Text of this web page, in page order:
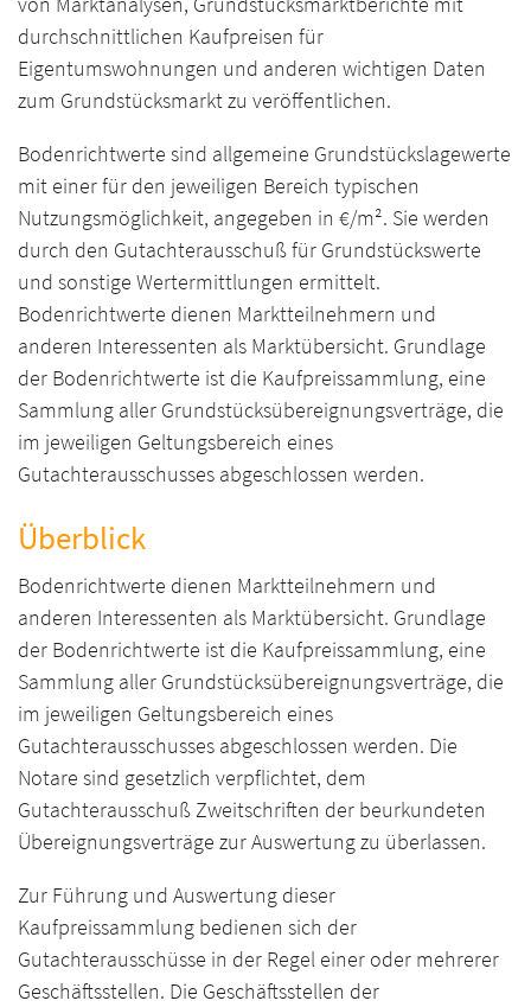
durchschnittlichen Kaufpreisen für
Eigentumswohnungen und anderen wichtigen Daten
zum Grundstücksmarkt zu veröffentlichen.
Bodenrichtwerte sind allgemeine Grundstückslagewerte
mit einer für den jeweiligen Bereich typischen
Nutzungsmöglichkeit, angegeben in €/m². Sie werden
durch den Gutachterausschuß für Grundstückswerte
und sonstige Wertermittlungen ermittelt.
Bodenrichtwerte dienen Marktteilnehmern und
anderen Interessenten als Marktübersicht. Grundlage
der Bodenrichtwerte ist die Kaufpreissammlung, eine
Sammlung aller Grundstücksübereignungsverträge, die
im jeweiligen Geltungsbereich eines
Gutachterausschusses abgeschlossen werden.
Überblick
Bodenrichtwerte dienen Marktteilnehmern und
anderen Interessenten als Marktübersicht. Grundlage
der Bodenrichtwerte ist die Kaufpreissammlung, eine
Sammlung aller Grundstücksübereignungsverträge, die
im jeweiligen Geltungsbereich eines
Gutachterausschusses abgeschlossen werden. Die
Notare sind gesetzlich verpflichtet, dem
Gutachterausschuß Zweitschriften der beurkundeten
Übereignungsverträge zur Auswertung zu überlassen.
Zur Führung und Auswertung dieser
Kaufpreissammlung bedienen sich der
Gutachterausschüsse in der Regel einer oder mehrerer
Geschäftsstellen. Die Geschäftsstellen der